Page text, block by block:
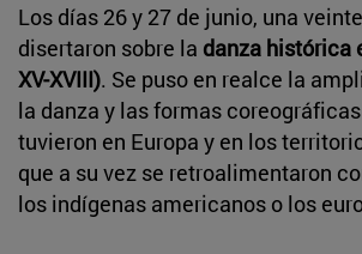
Los días 26 y 27 de junio, una
disertaron sobre la danza histórica
XV-XVIII). Se puso en realce la
la danza y las formas
tuvieron en Europa y en los
que a su vez se retroalimentaron
los indígenas americanos o los